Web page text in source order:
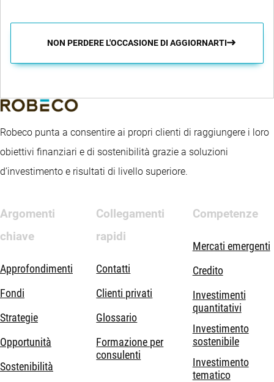
NON PERDERE L'OCCASIONE DI AGGIORNARTI
Robeco punta a consentire ai propri clienti di raggiungere i loro
obiettivi finanziari e di sostenibilità grazie a soluzioni
d’investimento e risultati di livello superiore.
Argomenti
chiave
Approfondimenti
Fondi
Strategie
Opportunità
Sostenibilità
Collegamenti
rapidi
Contatti
Clienti privati
Glossario
Formazione per
consulenti
Competenze
Mercati emergenti
Credito
Investimenti
quantitativi
Investimento
sostenibile
Investimento
tematico